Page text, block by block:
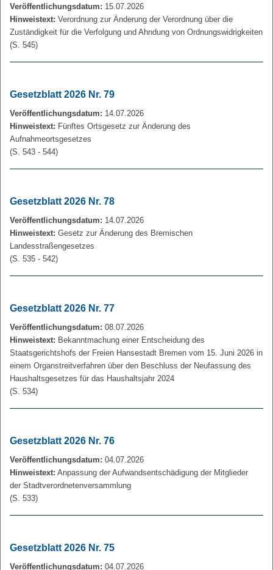
Veröffentlichungsdatum: 15.07.2026
Hinweistext: Verordnung zur Änderung der Verordnung über die
Zuständigkeit für die Verfolgung und Ahndung von Ordnungswidrigkeiten
(S. 545)
Gesetzblatt 2026 Nr. 79
Veröffentlichungsdatum: 14.07.2026
Hinweistext: Fünftes Ortsgesetz zur Änderung des
Aufnahmeortsgesetzes
(S. 543 - 544)
Gesetzblatt 2026 Nr. 78
Veröffentlichungsdatum: 14.07.2026
Hinweistext: Gesetz zur Änderung des Bremischen
Landesstraßengesetzes
(S. 535 - 542)
Gesetzblatt 2026 Nr. 77
Veröffentlichungsdatum: 08.07.2026
Hinweistext: Bekanntmachung einer Entscheidung des
Staatsgerichtshofs der Freien Hansestadt Bremen vom 15. Juni 2026 in
einem Organstreitverfahren über den Beschluss der Neufassung des
Haushaltsgesetzes für das Haushaltsjahr 2024
(S. 534)
Gesetzblatt 2026 Nr. 76
Veröffentlichungsdatum: 04.07.2026
Hinweistext: Anpassung der Aufwandsentschädigung der Mitglieder
der Stadtverordnetenversammlung
(S. 533)
Gesetzblatt 2026 Nr. 75
Veröffentlichungsdatum: 04.07.2026